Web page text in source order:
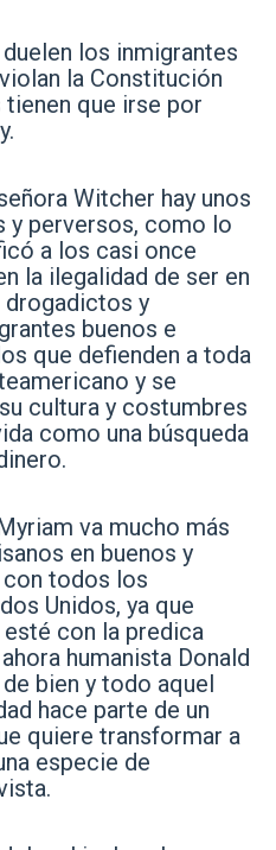
los inmigrantes
la Constitución
que irse por
Witcher hay unos
y perversos, como lo
a los casi once
la ilegalidad de ser en
drogadictos y
buenos e
que defienden a toda
y se
cultura y costumbres
como una búsqueda
va mucho más
en buenos y
todos los
Unidos, ya que
con la predica
humanista Donald
bien y todo aquel
hace parte de un
quiere transformar a
especie de